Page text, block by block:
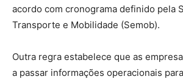
acordo com cronograma definido pela
Transporte e Mobilidade (Semob).
Outra regra estabelece que as
a passar informações operacionais